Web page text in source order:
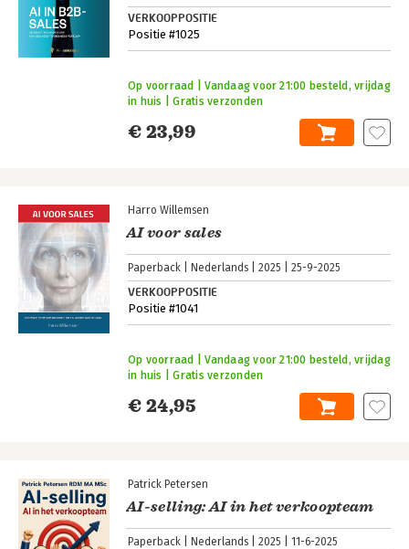
VERKOOPPOSITIE
Positie #1025
€ 23,99
Op voorraad | Vandaag voor 21:00 besteld, vrijdag
in huis | Gratis verzonden
Harro Willemsen
AI voor sales
Paperback Nederlands 2025 25-9-2025
VERKOOPPOSITIE
Positie #1041
€ 24,95
Op voorraad | Vandaag voor 21:00 besteld, vrijdag
in huis | Gratis verzonden
Patrick Petersen
AI-selling: AI in het verkoopteam
Paperback Nederlands 2025 11-6-2025